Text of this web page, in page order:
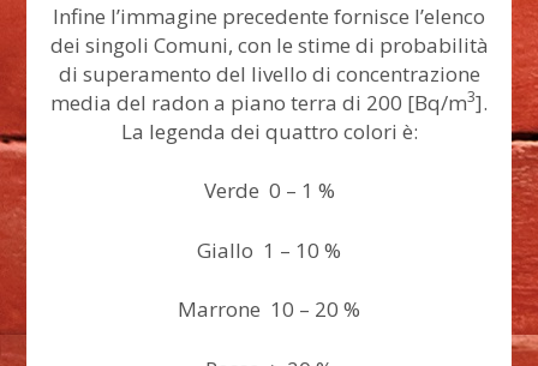
Infine l’immagine precedente fornisce l’elenco
dei singoli Comuni, con le stime di probabilità
di superamento del livello di concentrazione
media del radon a piano terra di 200 [Bq/m3].
La legenda dei quattro colori è:
Verde 0 – 1 %
Giallo 1 – 10 %
Marrone 10 – 20 %